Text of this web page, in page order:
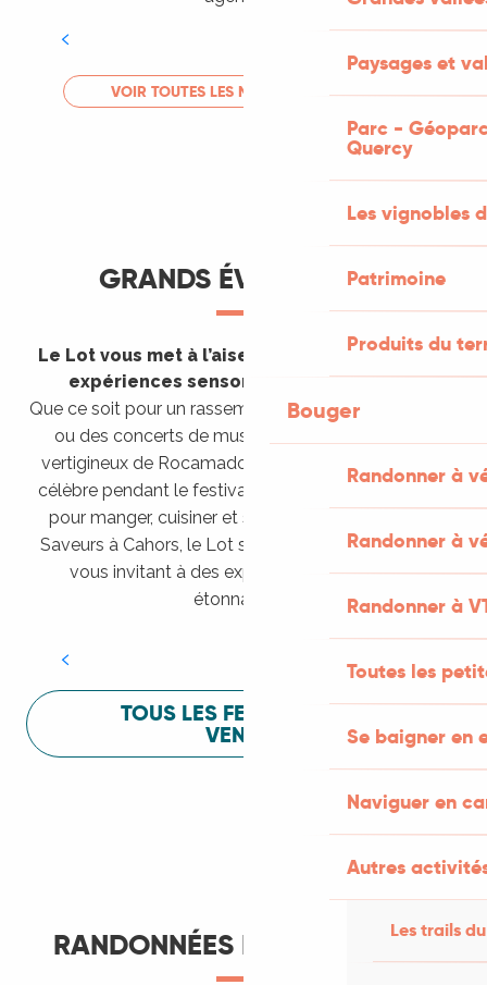
Paysages et
Parc -
Quercy
Les vignobles
Patrimoine
Produits du
Bouger
Randonner à
Randonner à
Randonner à
Toutes les
Se baigner en
Naviguer en
Autres
Les trails
LIRE LA SUITE
VOIR TOUTES LES MANIFESTATIONS
GRANDS ÉVÈNEMENTS
Le Lot vous met à l’aise en vous invitant à des
expériences sensorielles étonnantes !
Que ce soit pour un rassemblement de montgolfières
ou des concerts de musique sacrée dans le site
vertigineux de Rocamadour, pour écouter un opéra
célèbre pendant le festival de Saint-Céré ou encore
pour manger, cuisiner et s’amuser pendant Lot of
Saveurs à Cahors, le Lot sait vous mettre à l’aise en
vous invitant à des expériences sensorielles
étonnantes !
Festival Lot of Saveurs
TOUS LES FESTIVALS À
VENIR
RANDONNÉES ET ITINÉRANCE